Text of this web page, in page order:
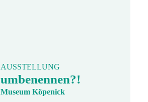
AUSSTELLUNG
umbenennen?!
Museum Köpenick